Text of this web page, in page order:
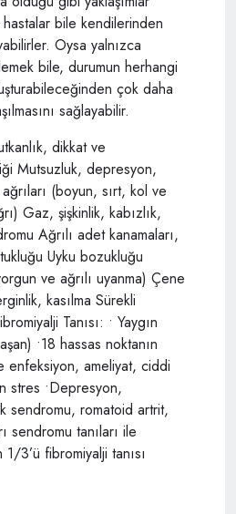
bile kendilerinden
Oysa yalnızca
bile, durumun herhangi
çok daha
sağlayabilir.